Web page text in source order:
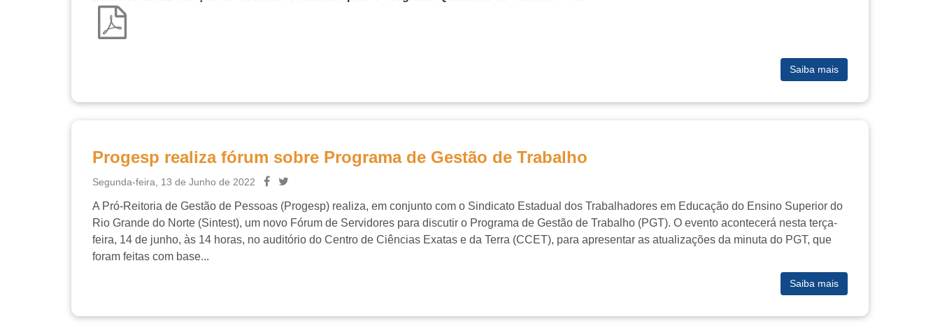
Saiba mais
Progesp realiza fórum sobre Programa de Gestão de Trabalho
Segunda-feira, 13 de Junho de 2022
A Pró-Reitoria de Gestão de Pessoas (Progesp) realiza, em conjunto com o Sindicato Estadual dos Trabalhadores em Educação do Ensino Superior do
Rio Grande do Norte (Sintest), um novo Fórum de Servidores para discutir o Programa de Gestão de Trabalho (PGT). O evento acontecerá nesta terça-
feira, 14 de junho, às 14 horas, no auditório do Centro de Ciências Exatas e da Terra (CCET), para apresentar as atualizações da minuta do PGT, que
foram feitas com base...
Saiba mais